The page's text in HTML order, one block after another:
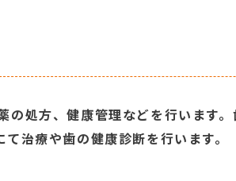
処方、健康管理などを行います
治療や歯の健康診断を行います。